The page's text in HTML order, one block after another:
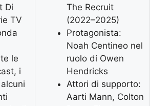
Di
TV
le
i
The Recruit
(2022–2025)
Protagonista:
Noah Centineo nel
ruolo di Owen
Hendricks
Attori di supporto:
Aarti Mann, Colton